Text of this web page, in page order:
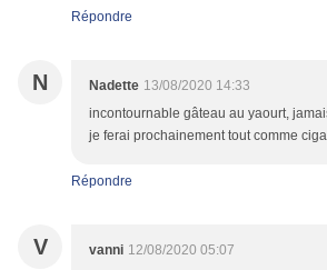
Répondre
N Nadette 13/08/2020 14:33
incontournable gâteau au yaourt,
je ferai prochainement tout comme
Répondre
V vanni 12/08/2020 05:07